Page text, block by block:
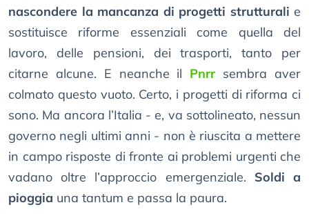
nascondere la mancanza di progetti strutturali e
sostituisce riforme essenziali come quella del
lavoro, delle pensioni, dei trasporti, tanto per
citarne alcune. E neanche il Pnrr sembra aver
colmato questo vuoto. Certo, i progetti di riforma ci
sono. Ma ancora l’Italia - e, va sottolineato, nessun
governo negli ultimi anni - non è riuscita a mettere
in campo risposte di fronte ai problemi urgenti che
vadano oltre l’approccio emergenziale. Soldi a
pioggia una tantum e passa la paura.